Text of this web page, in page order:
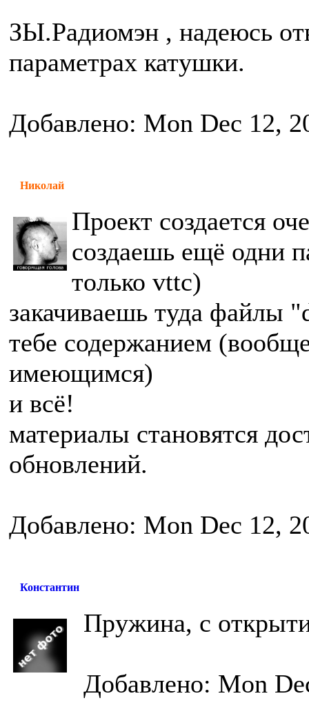
ЗЫ.Радиомэн , надеюсь
параметрах катушки.
Добавлено: Mon Dec 12,
Николай
Проект создается
создаешь ещё одни
только vttc)
закачиваешь туда
тебе содержанием
имеющимся)
и всё!
материалы становятся
обновлений.
Добавлено: Mon Dec 12,
Константин
Пружина, с
Добавлено: Mon